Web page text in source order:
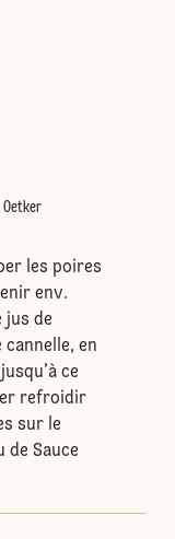
Oetker
les poires
env.
jus de
en
ce
refroidir
sur le
de Sauce